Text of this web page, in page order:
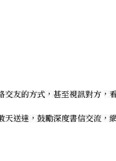
友的方式，甚至視訊對方，
送達，鼓勵深度書信交流，